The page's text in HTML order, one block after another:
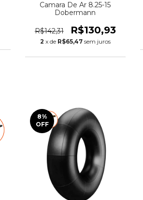
Camara De Ar 8.25-15
Dobermann
R$142,31 R$130,93
2 x de R$65,47 sem juros
8%
OFF